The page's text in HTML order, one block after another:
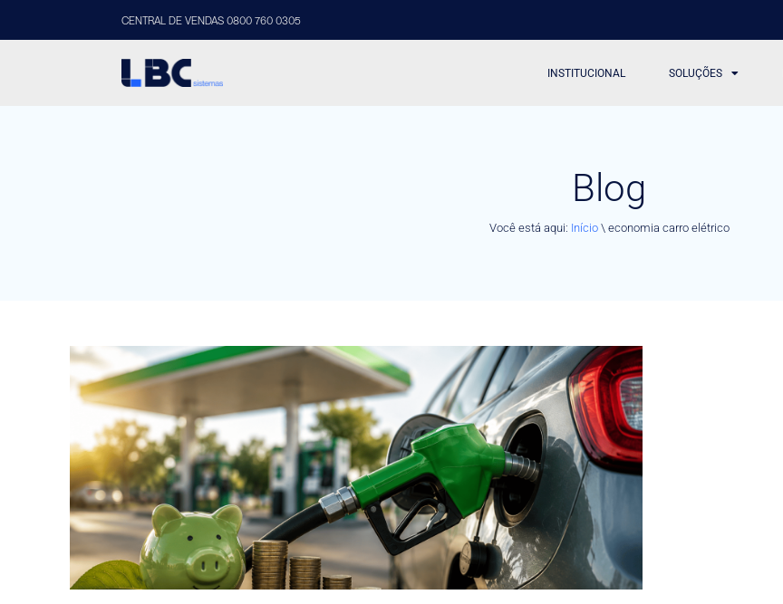
CENTRAL DE VENDAS 0800 760 0305
INSTITUCIONAL SOLUÇÕES
Blog
Você está aqui: Início\ economia carro elétrico